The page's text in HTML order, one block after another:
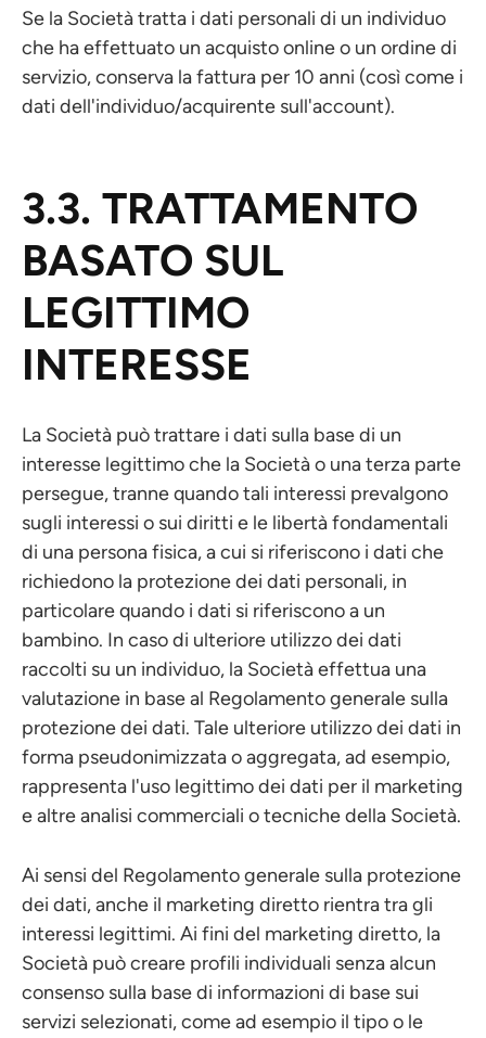
Se la Società tratta i dati personali di un individuo
che ha effettuato un acquisto online o un ordine di
servizio, conserva la fattura per 10 anni (così come i
dati dell'individuo/acquirente sull'account).
3.3. TRATTAMENTO
BASATO SUL
LEGITTIMO
INTERESSE
La Società può trattare i dati sulla base di un
interesse legittimo che la Società o una terza parte
persegue, tranne quando tali interessi prevalgono
sugli interessi o sui diritti e le libertà fondamentali
di una persona fisica, a cui si riferiscono i dati che
richiedono la protezione dei dati personali, in
particolare quando i dati si riferiscono a un
bambino. In caso di ulteriore utilizzo dei dati
raccolti su un individuo, la Società effettua una
valutazione in base al Regolamento generale sulla
protezione dei dati. Tale ulteriore utilizzo dei dati in
forma pseudonimizzata o aggregata, ad esempio,
rappresenta l'uso legittimo dei dati per il marketing
e altre analisi commerciali o tecniche della Società.
Ai sensi del Regolamento generale sulla protezione
dei dati, anche il marketing diretto rientra tra gli
interessi legittimi. Ai fini del marketing diretto, la
Società può creare profili individuali senza alcun
consenso sulla base di informazioni di base sui
servizi selezionati, come ad esempio il tipo o le